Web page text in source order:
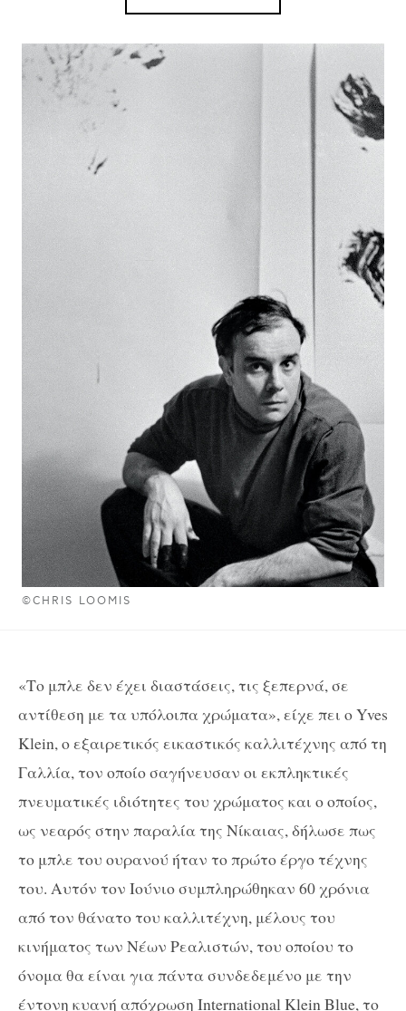
©CHRIS LOOMIS
«Το μπλε δεν έχει διαστάσεις, τις ξεπερνά, σε
αντίθεση με τα υπόλοιπα χρώματα», είχε πει οYves
Klein, ο εξαιρετικός εικαστικός καλλιτέχνης από τη
Γαλλία, τον οποίο σαγήνευσαν οι εκπληκτικές
πνευματικές ιδιότητες του χρώματος και ο οποίος,
ως νεαρός στην παραλία της Νίκαιας, δήλωσε πως
το μπλε του ουρανού ήταν το πρώτο έργο τέχνης
του. Αυτόν τον Ιούνιο συμπληρώθηκαν 60 χρόνια
από τον θάνατο του καλλιτέχνη, μέλους του
κινήματος των Νέων Ρεαλιστών, του οποίου το
όνομα θα είναι για πάντα συνδεδεμένο με την
έντονη κυανή απόχρωση International Klein Blue, το